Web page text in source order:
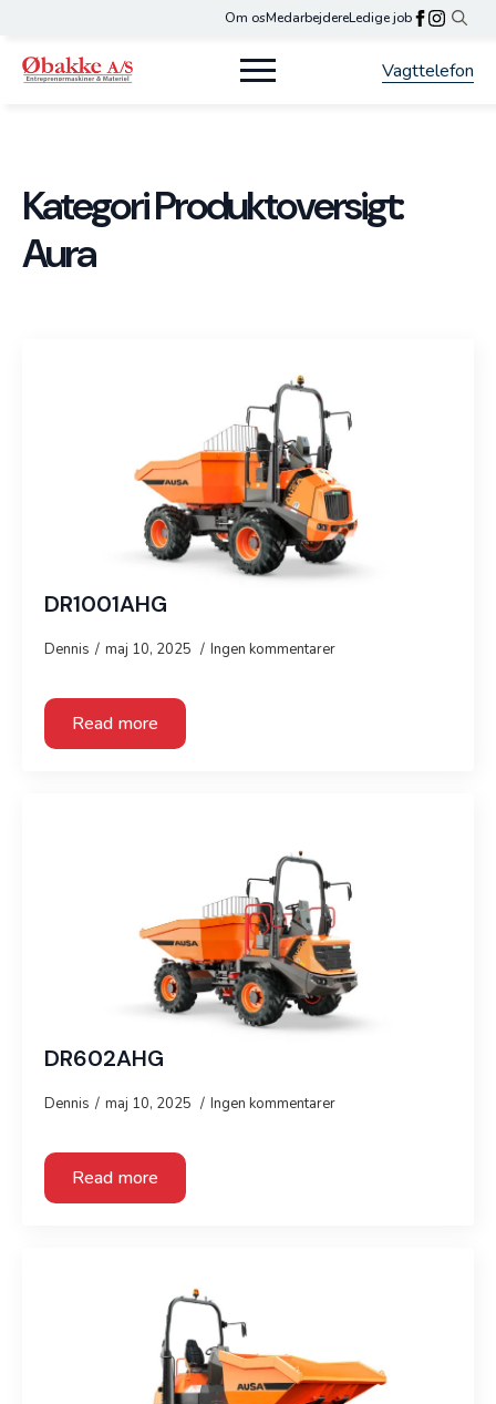
Om osMedarbejdereLedige job
for:
Kramp
Vagttelefon
Kategori Produktoversigt:
Aura
DR1001AHG
Dennis maj 10, 2025 Ingen kommentarer
Read more
DR602AHG
Dennis maj 10, 2025 Ingen kommentarer
Read more